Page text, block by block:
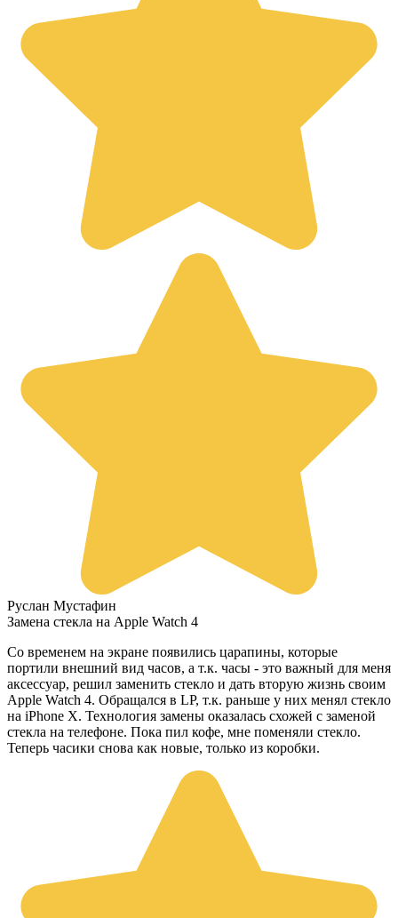
Руслан Мустафин
Замена стекла на Apple Watch 4
Со временем на экране появились царапины, которые
портили внешний вид часов, а т.к. часы - это важный для меня
аксессуар, решил заменить стекло и дать вторую жизнь своим
Apple Watch 4. Обращался в LP, т.к. раньше у них менял стекло
на iPhone X. Технология замены оказалась схожей с заменой
стекла на телефоне. Пока пил кофе, мне поменяли стекло.
Теперь часики снова как новые, только из коробки.